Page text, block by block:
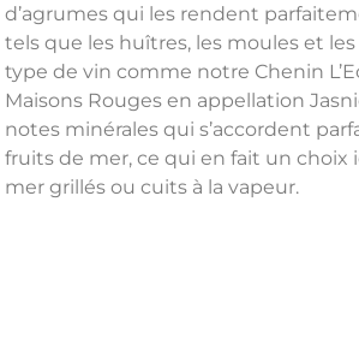
d’agrumes qui les rendent
tels que les huîtres, les moules et
type de vin comme notre Chenin
Maisons Rouges en appellation
notes minérales qui s’accordent
fruits de mer, ce qui en fait un choix
mer grillés ou cuits à la vapeur.